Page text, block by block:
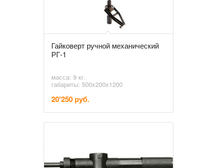
Гайковерт ручной механический
РГ-1
масса: 9 кг.
габариты: 500x200x1200
20'250 руб.